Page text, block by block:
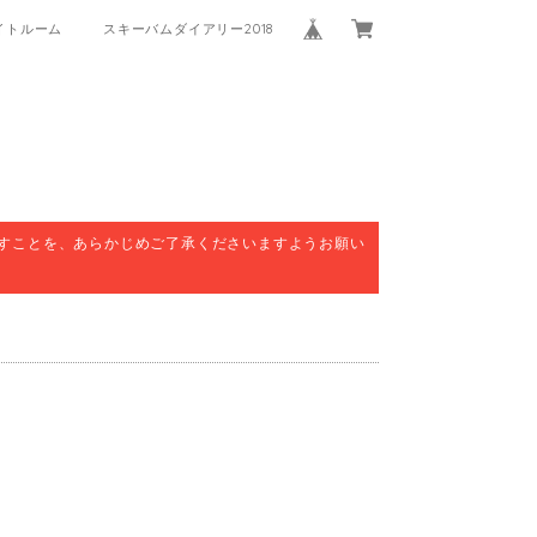
トルーム スキーバムダイアリー2018
ことを、あらかじめご了承くださいますようお願い